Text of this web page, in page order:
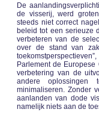
De
de visserij, werd
steeds niet correct
beleid tot een serieuze
verbeteren van de
over de stand van
Parlement de
verbetering van de
andere oplossingen
minimaliseren. Zonder
aanlanden van dode
namelijk niets aan de